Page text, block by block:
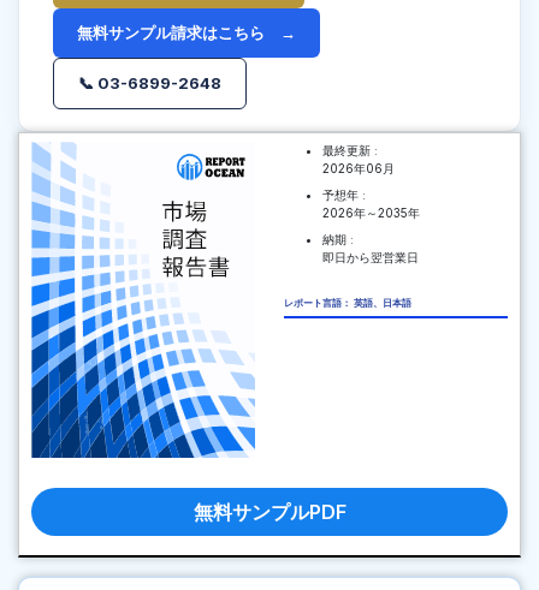
無料サンプル請求はこちら →
📞 03-6899-2648
最終更新 :
2026年06月
予想年 :
2026年～2035年
納期 :
即日から翌営業日
レポート言語： 英語、日本語
無料サンプルPDF